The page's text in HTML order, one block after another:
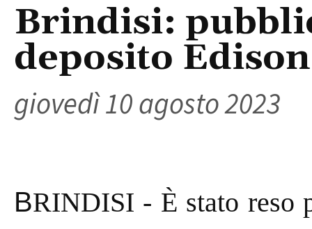
Brindisi:
deposito
giovedì 10 agosto 2023
BRINDISI - È stato reso